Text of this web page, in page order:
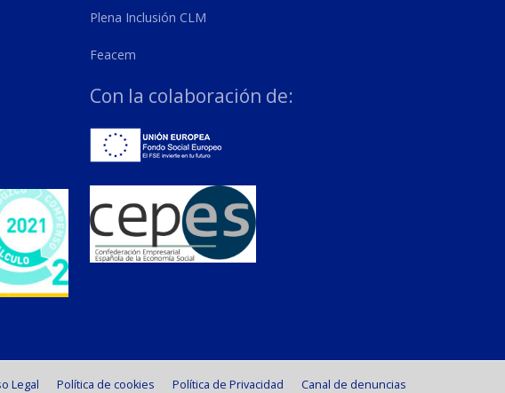
Plena Inclusión CLM
Feacem
Con la colaboración de:
Legal Política de cookies Política de Privacidad Canal de denuncias